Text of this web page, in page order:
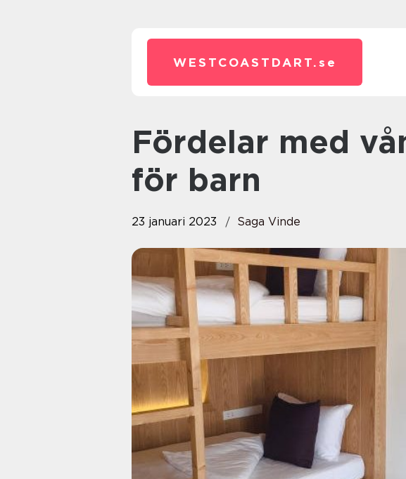
WESTCOASTDART. se
Fördelar med våningssängar
för barn
23 januari 2023 Saga Vinde